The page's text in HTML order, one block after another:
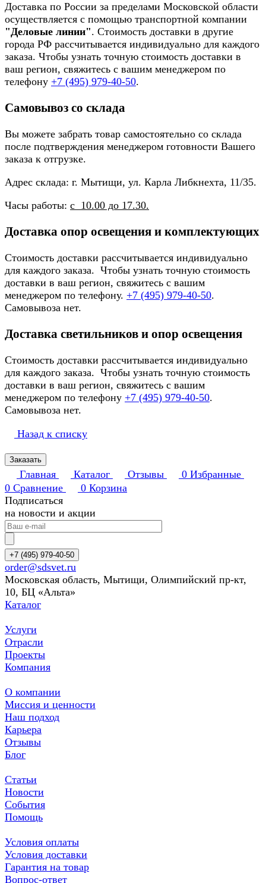
Доставка по России за пределами Московской области
осуществляется с помощью транспортной компании
"Деловые линии". Стоимость доставки в другие
города РФ рассчитывается индивидуально для каждого
заказа. Чтобы узнать точную стоимость доставки в
ваш регион, свяжитесь с вашим менеджером по
телефону +7 (495) 979-40-50.
Самовывоз со склада
Вы можете забрать товар самостоятельно со склада
после подтверждения менеджером готовности Вашего
заказа к отгрузке.
Адрес склада: г. Мытищи, ул. Карла Либкнехта, 11/35.
Часы работы: с 10.00 до 17.30.
Доставка опор освещения и комплектующих
Стоимость доставки рассчитывается индивидуально
для каждого заказа. Чтобы узнать точную стоимость
доставки в ваш регион, свяжитесь с вашим
менеджером по телефону. +7 (495) 979-40-50.
Самовывоза нет.
Доставка светильников и опор освещения
Стоимость доставки рассчитывается индивидуально
для каждого заказа. Чтобы узнать точную стоимость
доставки в ваш регион, свяжитесь с вашим
менеджером по телефону +7 (495) 979-40-50.
Самовывоза нет.
Назад к списку
Заказать
Главная Каталог Отзывы 0 Избранные
0 Сравнение 0 Корзина
Подписаться
на новости и акции
+7 (495) 979-40-50
order@sdsvet.ru
Московская область, Мытищи, Олимпийский пр-кт,
10, БЦ «Альта»
Каталог
Услуги
Отрасли
Проекты
Компания
О компании
Миссия и ценности
Наш подход
Карьера
Отзывы
Блог
Статьи
Новости
События
Помощь
Условия оплаты
Условия доставки
Гарантия на товар
Вопрос-ответ